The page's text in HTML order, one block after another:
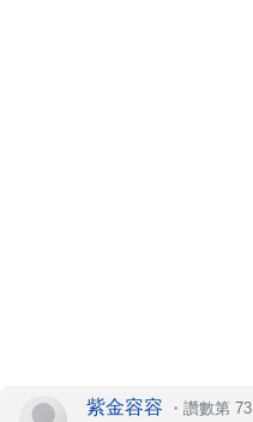
紫金容容 ・ 讚數第 73